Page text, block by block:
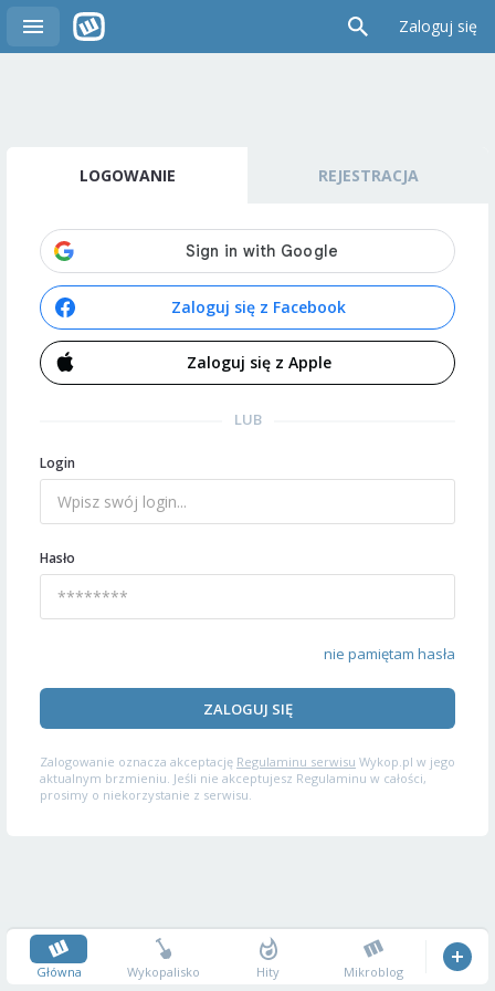
Zaloguj się
LOGOWANIE REJESTRACJA
Zaloguj się z Facebook
Zaloguj się z Apple
LUB
Login
Hasło
nie pamiętam hasła
ZALOGUJ SIĘ
Zalogowanie oznacza akceptację Regulaminu serwisu Wykop.pl w jego
aktualnym brzmieniu. Jeśli nie akceptujesz Regulaminu w całości,
prosimy o niekorzystanie z serwisu.
Główna Wykopalisko Hity Mikroblog